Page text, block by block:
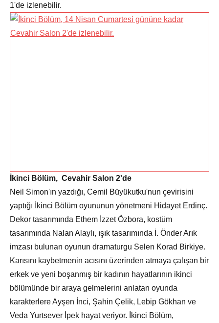
1'de izlenebilir.
İkinci Bölüm, Cevahir Salon 2'de
Neil Simon'ın yazdığı, Cemil Büyükutku'nun çevirisini
yaptığı İkinci Bölüm oyununun yönetmeni Hidayet Erdinç.
Dekor tasarımında Ethem İzzet Özbora, kostüm
tasarımında Nalan Alaylı, ışık tasarımında İ. Önder Arık
imzası bulunan oyunun dramaturgu Selen Korad Birkiye.
Karısını kaybetmenin acısını üzerinden atmaya çalışan bir
erkek ve yeni boşanmış bir kadının hayatlarının ikinci
bölümünde bir araya gelmelerini anlatan oyunda
karakterlere Ayşen İnci, Şahin Çelik, Lebip Gökhan ve
Veda Yurtsever İpek hayat veriyor. İkinci Bölüm,